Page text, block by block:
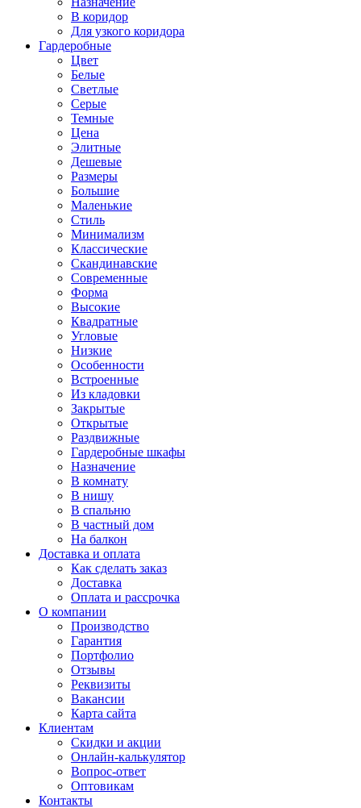
В коридор
Для узкого коридора
Гардеробные
Цвет
Белые
Светлые
Серые
Темные
Цена
Элитные
Дешевые
Размеры
Большие
Маленькие
Стиль
Минимализм
Классические
Скандинавские
Современные
Форма
Высокие
Квадратные
Угловые
Низкие
Особенности
Встроенные
Из кладовки
Закрытые
Открытые
Раздвижные
Гардеробные шкафы
Назначение
В комнату
В нишу
В спальню
В частный дом
На балкон
Доставка и оплата
Как сделать заказ
Доставка
Оплата и рассрочка
О компании
Производство
Гарантия
Портфолио
Отзывы
Реквизиты
Вакансии
Карта сайта
Клиентам
Скидки и акции
Онлайн-калькулятор
Вопрос-ответ
Оптовикам
Контакты